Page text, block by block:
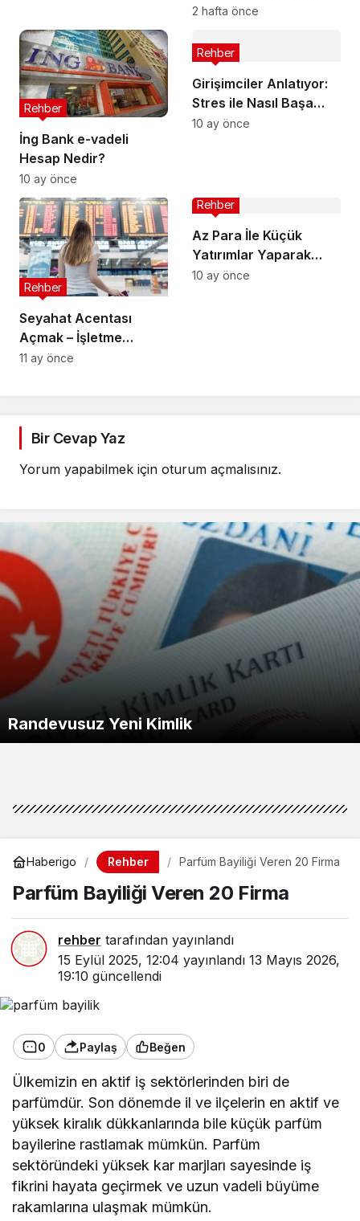
2 hafta önce
İng Bank e-vadeli
Hesap Nedir?
Rehber
10 ay önce
Girişimciler Anlatıyor:
Stres ile Nasıl Başa
Çıkılır?
Rehber
10 ay önce
Seyahat Acentası
Açmak – İşletme
Belgesi Almak
Rehber
11 ay önce
Az Para İle Küçük
Yatırımlar Yaparak
Gelirinizi Artırmanın 9
Rehber
10 ay önce
Bir Cevap Yaz
Yorum yapabilmek için oturum açmalısınız.
Randevusuz Yeni Kimlik
Haberigo Rehber Parfüm Bayiliği Veren 20 Firma
Parfüm Bayiliği Veren 20 Firma
rehber tarafından yayınlandı
15 Eylül 2025, 12:04 yayınlandı 13 Mayıs 2026,
19:10 güncellendi
0 Paylaş Beğen
Ülkemizin en aktif iş sektörlerinden biri de
parfümdür. Son dönemde il ve ilçelerin en aktif ve
yüksek kiralık dükkanlarında bile küçük parfüm
bayilerine rastlamak mümkün. Parfüm
sektöründeki yüksek kar marjları sayesinde iş
fikrini hayata geçirmek ve uzun vadeli büyüme
rakamlarına ulaşmak mümkün.